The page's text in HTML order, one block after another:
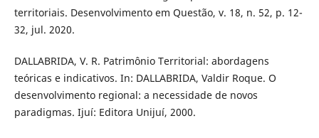
territoriais. Desenvolvimento em Questão, v. 18, n. 52, p. 12-
32, jul. 2020.
DALLABRIDA, V. R. Patrimônio Territorial: abordagens
teóricas e indicativos. In: DALLABRIDA, Valdir Roque. O
desenvolvimento regional: a necessidade de novos
paradigmas. Ijuí: Editora Unijuí, 2000.